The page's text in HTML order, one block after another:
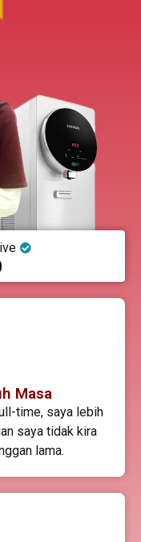
Masa
time, saya lebih
saya tidak kira
lama.